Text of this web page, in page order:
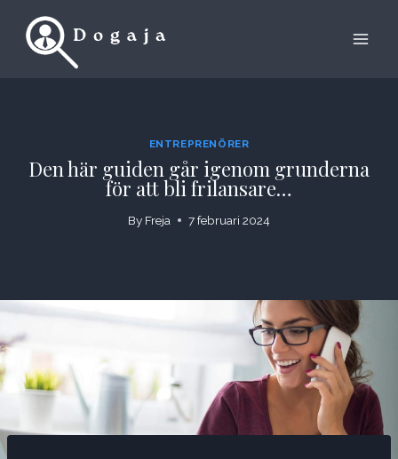
ENTREPRENÖRER
Den här guiden går igenom grunderna
för att bli frilansare…
By Freja 7 februari 2024